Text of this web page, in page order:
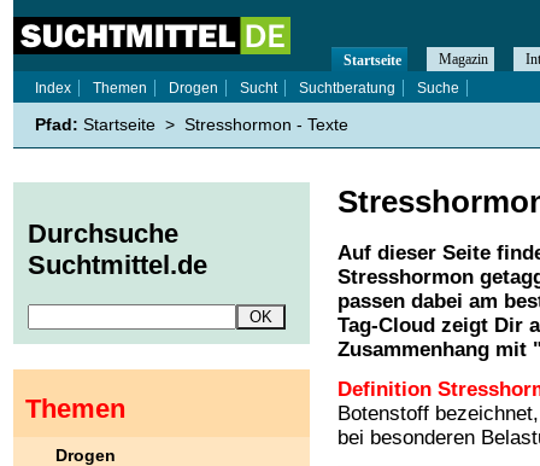
Auf dieser Seite
Stresshormon
passen dabei am
Tag-Cloud zeigt Dir
Zusammenhang mit
Definition
Botenstoff
bei besonderen
Startseite Magazin
Index
Themen Drogen Sucht Suchtberatung Suche
Pfad: Startseite > Stresshormon - Texte
Durchsuche
Suchtmittel.de
Themen
Drogen